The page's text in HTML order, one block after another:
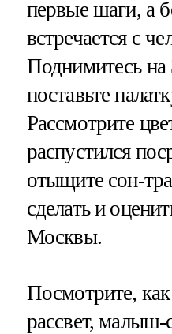
первые шаги, а
встречается с
Поднимитесь на
поставьте
Рассмотрите
распустился
отыщите сон-
сделать и
Москвы.
Посмотрите, как
рассвет, малыш-